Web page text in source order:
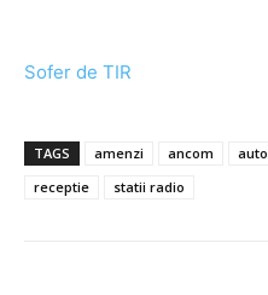
Sofer de TIR
TAGS amenzi ancom auto
receptie
statii radio